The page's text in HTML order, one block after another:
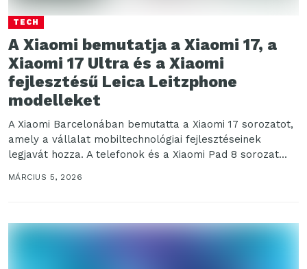
TECH
A Xiaomi bemutatja a Xiaomi 17, a
Xiaomi 17 Ultra és a Xiaomi
fejlesztésű Leica Leitzphone
modelleket
A Xiaomi Barcelonában bemutatta a Xiaomi 17 sorozatot,
amely a vállalat mobiltechnológiai fejlesztéseinek
legjavát hozza. A telefonok és a Xiaomi Pad 8 sorozat...
MÁRCIUS 5, 2026